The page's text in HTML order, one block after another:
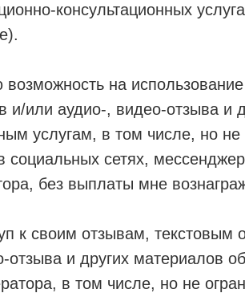
консультационных
на
и/или аудио-, видео-отзыва и
услугам, в том числе, но
социальных сетях,
без выплаты мне
к своим отзывам, текстовым
и других материалов
в том числе, но не